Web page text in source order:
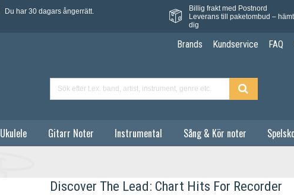
Du har 30 dagars ångerrätt.
Billig frakt med Postnord
Leverans till paketombud –
dig
Brands Kundservice FAQ
Ukulele Gitarr Noter Instrumental Sång & Kör noter
Discover The Lead: Chart Hits For Recorder